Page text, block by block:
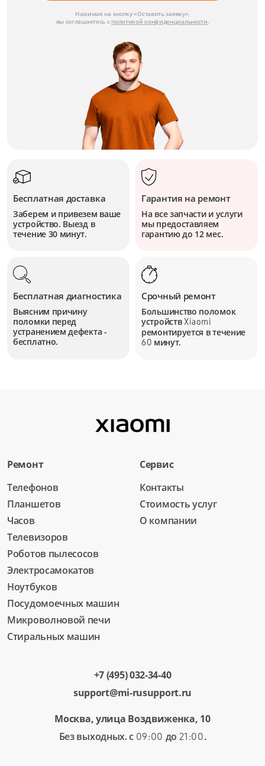
Нажимая на кнопку «Оставить заявку»,
вы соглашаетесь с политикой конфиденциальности.
Бесплатная доставка
Заберем и привезем ваше
устройство. Выезд в
течение 30 минут.
Гарантия на ремонт
На все запчасти и услуги
мы предоставляем
гарантию до 12 мес.
Бесплатная диагностика
Выясним причину
поломки перед
устранением дефекта -
бесплатно.
Срочный ремонт
Большинство поломок
устройствXiaomi
ремонтируется в течение
60 минут.
Ремонт
Телефонов
Планшетов
Часов
Телевизоров
Роботов пылесосов
Электросамокатов
Ноутбуков
Посудомоечных машин
Микроволновой печи
Стиральных машин
Сервис
Контакты
Стоимость услуг
О компании
+7 (495) 032-34-40
support@mi-rusupport.ru
Москва, улица Воздвиженка, 10
Без выходных. с 09:00 до 21:00.